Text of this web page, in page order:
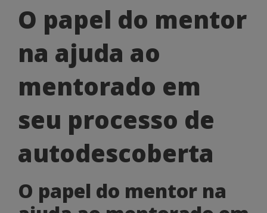
O
papel
do
mentor
na
ajuda
ao
em
O papel do mentor
na ajuda ao
mentorado em
seu processo de
autodescoberta
O papel do mentor na